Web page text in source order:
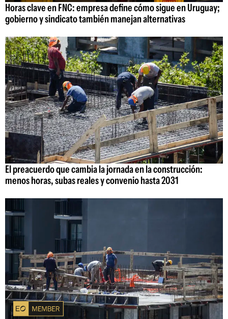
Horas clave en FNC: empresa define cómo sigue en Uruguay;
gobierno y sindicato también manejan alternativas
El preacuerdo que cambia la jornada en la construcción:
menos horas, subas reales y convenio hasta 2031